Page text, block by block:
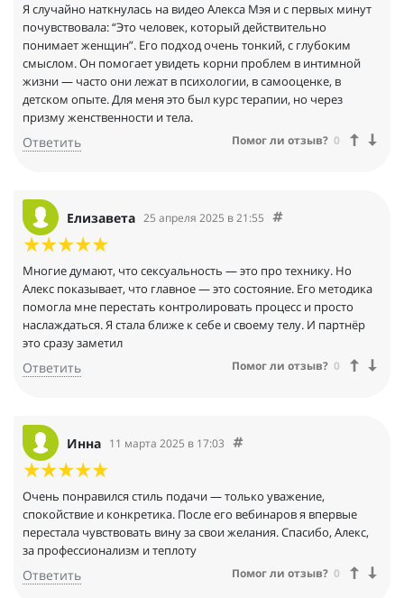
Я случайно наткнулась на видео Алекса Мэя и с первых минут
почувствовала: “Это человек, который действительно
понимает женщин”. Его подход очень тонкий, с глубоким
смыслом. Он помогает увидеть корни проблем в интимной
жизни — часто они лежат в психологии, в самооценке, в
детском опыте. Для меня это был курс терапии, но через
призму женственности и тела.
Ответить Помог ли отзыв? 0
Елизавета 25 апреля 2025 в 21:55
Многие думают, что сексуальность — это про технику. Но
Алекс показывает, что главное — это состояние. Его методика
помогла мне перестать контролировать процесс и просто
наслаждаться. Я стала ближе к себе и своему телу. И партнёр
это сразу заметил
Ответить Помог ли отзыв? 0
Инна 11 марта 2025 в 17:03
Очень понравился стиль подачи — только уважение,
спокойствие и конкретика. После его вебинаров я впервые
перестала чувствовать вину за свои желания. Спасибо, Алекс,
за профессионализм и теплоту
Ответить Помог ли отзыв? 0